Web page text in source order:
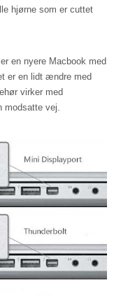
hjørne som er cuttet
en nyere Macbook med
er en lidt ændre med
virker med
modsatte vej.